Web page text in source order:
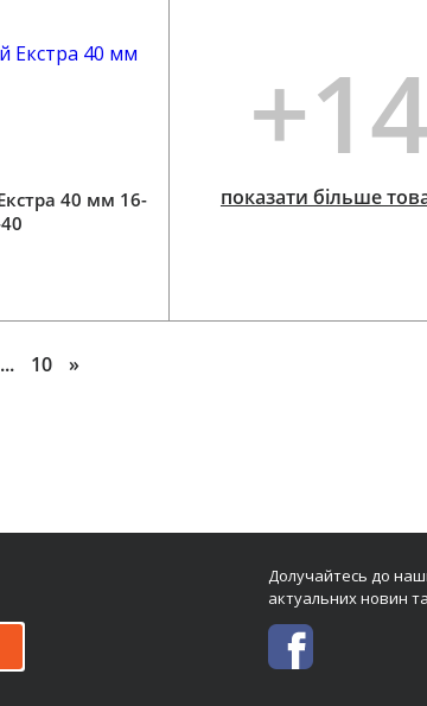
Додати у кошик
40 мм 16-
показати більше
... 10 »
Долучайтесь до
актуальних новин